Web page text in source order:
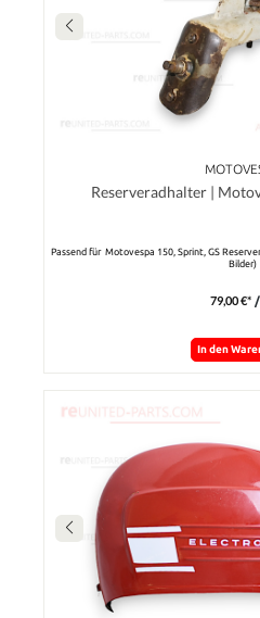
Reserveradhalter |
Passend für Motovespa 150, Sprint, GS
Bilder)
79,00 €*
In den